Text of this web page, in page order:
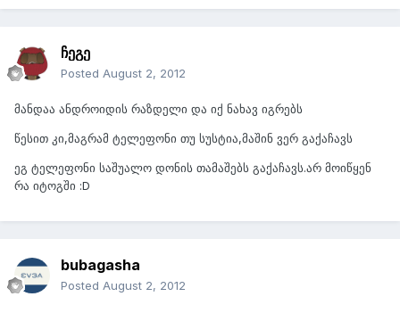
ჩეგე
Posted August 2, 2012
მანდაა ანდროიდის რაზდელი და იქ ნახავ იგრებს
წესით კი,მაგრამ ტელეფონი თუ სუსტია,მაშინ ვერ გაქაჩავს
ეგ ტელეფონი საშუალო დონის თამაშებს გაქაჩავს.არ მოიწყენ
რა იტოგში :D
bubagasha
Posted August 2, 2012